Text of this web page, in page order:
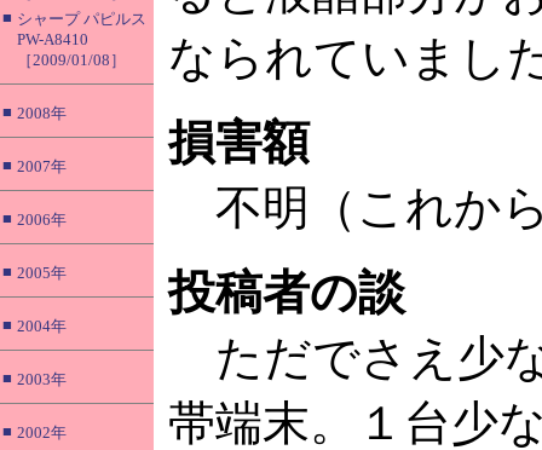
■ シャープ パピルス
PW-A8410
［2009/01/08］
■ 2008年
■ 2007年
■ 2006年
■ 2005年
■ 2004年
■ 2003年
■ 2002年
なられていまし
損害額
不明（これか
投稿者の談
ただでさえ少
帯端末。１台少